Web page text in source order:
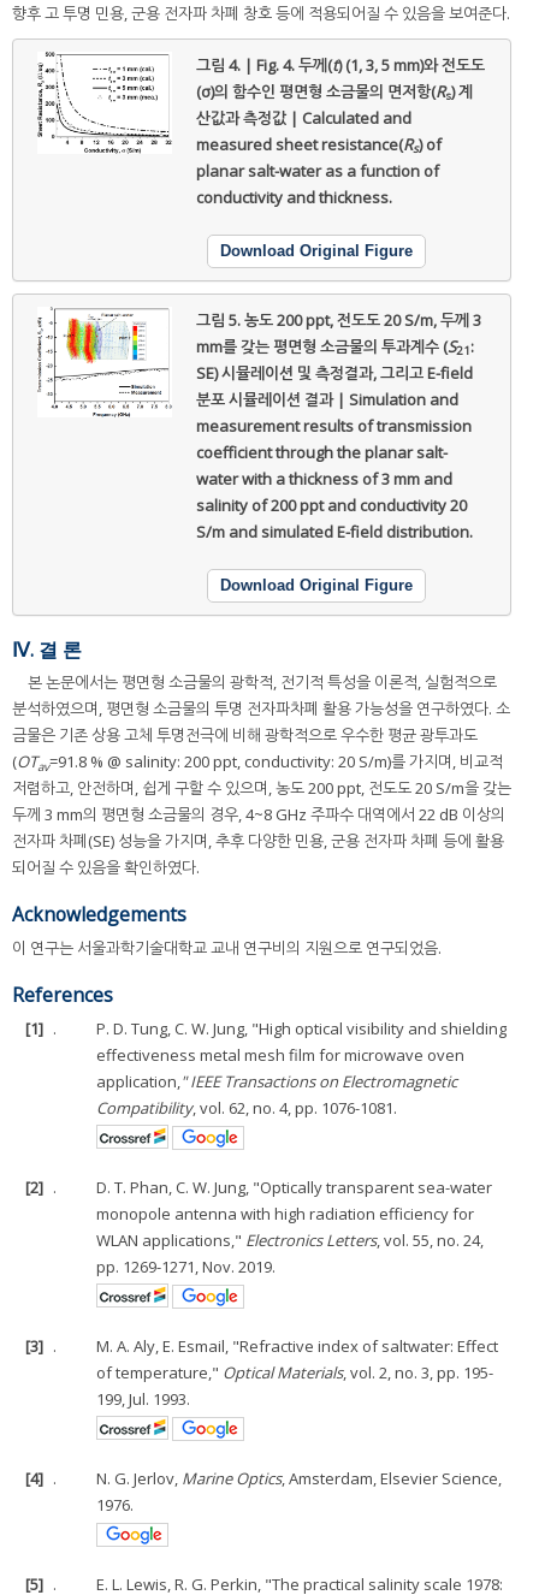
향후 고 투명 민용, 군용 전자파 차폐 창호 등에 적용되어질 수 있음을 보여준다.
그림 4. | Fig. 4.두께(t) (1, 3, 5 mm)와 전도도
(σ)의 함수인 평면형 소금물의 면저항(Rs) 계
산값과 측정값 | Calculated and
measured sheet resistance(Rs) of
planar salt-water as a function of
conductivity and thickness.
Download Original Figure
그림 5.농도 200 ppt, 전도도 20 S/m, 두께 3
mm를 갖는 평면형 소금물의 투과계수 (S21:
SE) 시뮬레이션 및 측정결과, 그리고 E-field
분포 시뮬레이션 결과 | Simulation and
measurement results of transmission
coefficient through the planar salt-
water with a thickness of 3 mm and
salinity of 200 ppt and conductivity 20
S/m and simulated E-field distribution.
Download Original Figure
Ⅳ. 결 론
본 논문에서는 평면형 소금물의 광학적, 전기적 특성을 이론적, 실험적으로
분석하였으며, 평면형 소금물의 투명 전자파차폐 활용 가능성을 연구하였다. 소
금물은 기존 상용 고체 투명전극에 비해 광학적으로 우수한 평균 광투과도
(OTav=91.8 % @ salinity: 200 ppt, conductivity: 20 S/m)를 가지며, 비교적
저렴하고, 안전하며, 쉽게 구할 수 있으며, 농도 200 ppt, 전도도 20 S/m을 갖는
두께 3 mm의 평면형 소금물의 경우, 4~8 GHz 주파수 대역에서 22 dB 이상의
전자파 차폐(SE) 성능을 가지며, 추후 다양한 민용, 군용 전자파 차폐 등에 활용
되어질 수 있음을 확인하였다.
Acknowledgements
이 연구는 서울과학기술대학교 교내 연구비의 지원으로 연구되었음.
References
[1] .
P. D. Tung, C. W. Jung, "High optical visibility and shielding
effectiveness metal mesh film for microwave oven
application," IEEE Transactions on Electromagnetic
Compatibility, vol. 62, no. 4, pp. 1076-1081.
[2] .
D. T. Phan, C. W. Jung, "Optically transparent sea-water
monopole antenna with high radiation efficiency for
WLAN applications," Electronics Letters, vol. 55, no. 24,
pp. 1269-1271, Nov. 2019.
[3] .
M. A. Aly, E. Esmail, "Refractive index of saltwater: Effect
of temperature," Optical Materials, vol. 2, no. 3, pp. 195-
199, Jul. 1993.
[4] . N. G. Jerlov, Marine Optics, Amsterdam, Elsevier Science,
1976.
[5] . E. L. Lewis, R. G. Perkin, "The practical salinity scale 1978: